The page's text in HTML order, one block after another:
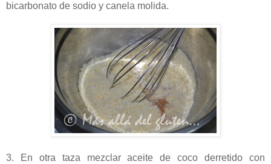
bicarbonato de sodio y canela molida.
3. En otra taza mezclar aceite de coco derretido con